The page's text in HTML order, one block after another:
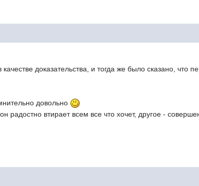
доказательства, и тогда же было сказано,
довольно
радостно втирает всем все что хочет, другое -